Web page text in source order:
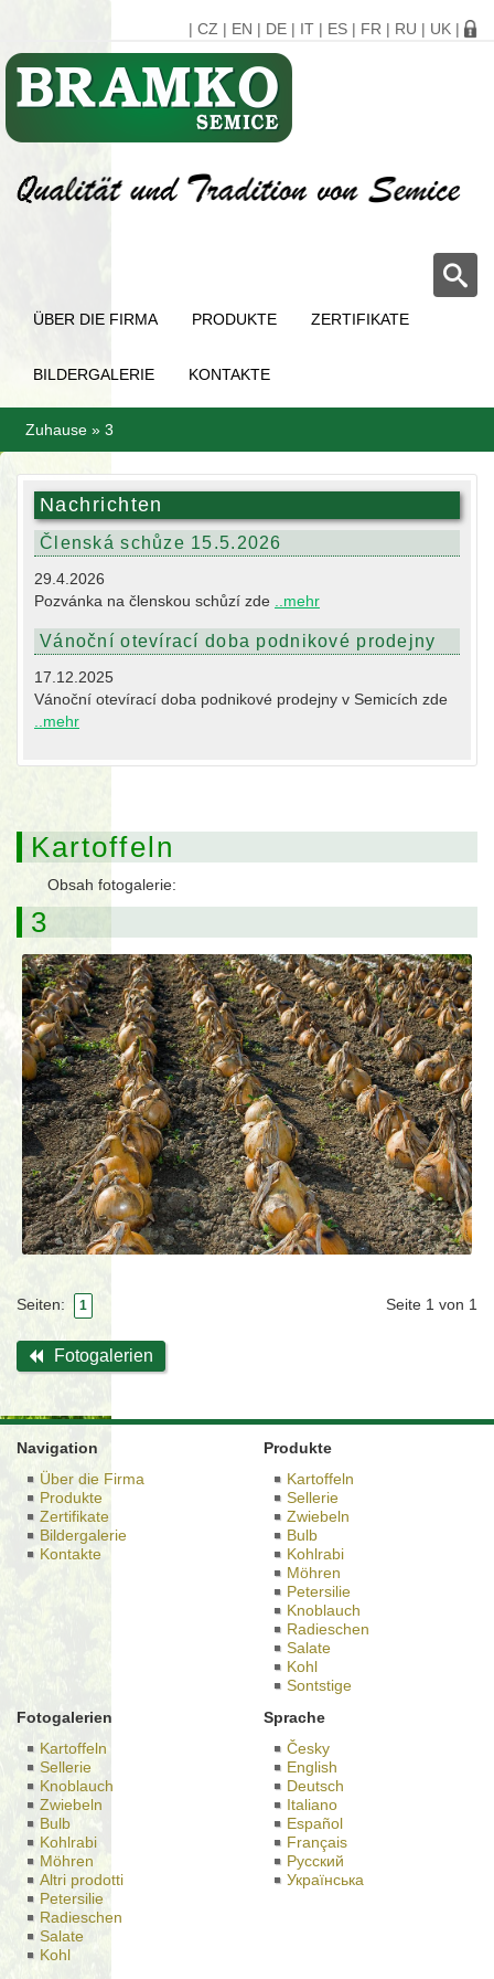
| CZ | EN | DE | IT | ES | FR | RU | UK |
ÜBER DIE FIRMA PRODUKTE ZERTIFIKATE
BILDERGALERIE KONTAKTE
Zuhause » 3
Nachrichten
Členská schůze 15.5.2026
29.4.2026
Pozvánka na členskou schůzí zde
..mehr
Vánoční otevírací doba podnikové prodejny
17.12.2025
Vánoční otevírací doba podnikové prodejny v Semicích zde
..mehr
Kartoffeln
Obsah fotogalerie:
3
Seiten: 1 Seite 1 von 1
Fotogalerien
Navigation
Über die Firma
Produkte
Zertifikate
Bildergalerie
Kontakte
Produkte
Kartoffeln
Sellerie
Zwiebeln
Bulb
Kohlrabi
Möhren
Petersilie
Knoblauch
Radieschen
Salate
Kohl
Sontstige
Fotogalerien
Kartoffeln
Sellerie
Knoblauch
Zwiebeln
Bulb
Kohlrabi
Möhren
Altri prodotti
Petersilie
Radieschen
Salate
Kohl
Sprache
Česky
English
Deutsch
Italiano
Español
Français
Русский
Українська